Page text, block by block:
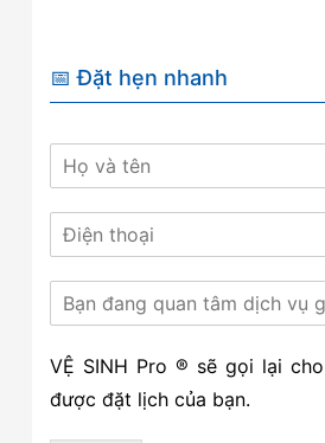
📅 Đặt hẹn nhanh
VỆ SINH Pro ® sẽ gọi lại
được đặt lịch của bạn.